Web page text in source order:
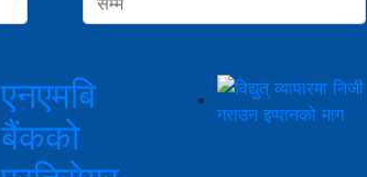
एनएमबि
बैंकको